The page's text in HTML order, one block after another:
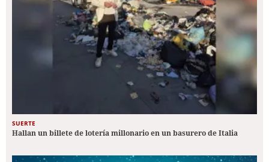
SUERTE
Hallan un billete de lotería millonario en un basurero de Italia